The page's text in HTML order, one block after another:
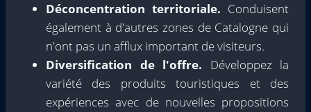
Déconcentration territoriale. Conduisent
également à d'autres zones de Catalogne qui
n'ont pas un afflux important de visiteurs.
Diversification de l'offre. Développez la
variété des produits touristiques et des
expériences avec de nouvelles propositions